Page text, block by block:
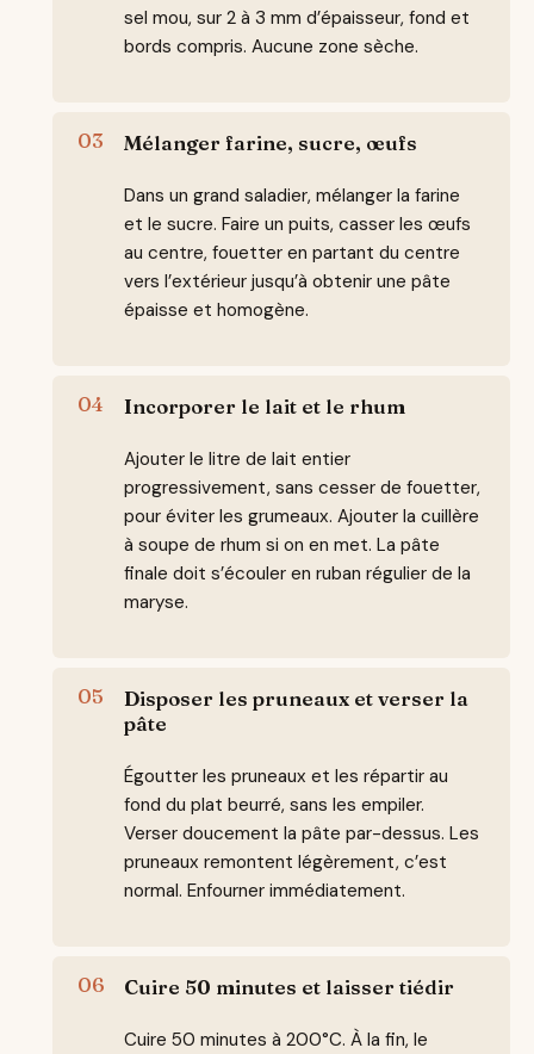
sel mou, sur 2 à 3 mm d’épaisseur, fond et
bords compris. Aucune zone sèche.
Mélanger farine, sucre, œufs
Dans un grand saladier, mélanger la farine
et le sucre. Faire un puits, casser les œufs
au centre, fouetter en partant du centre
vers l’extérieur jusqu’à obtenir une pâte
épaisse et homogène.
Incorporer le lait et le rhum
Ajouter le litre de lait entier
progressivement, sans cesser de fouetter,
pour éviter les grumeaux. Ajouter la cuillère
à soupe de rhum si on en met. La pâte
finale doit s’écouler en ruban régulier de la
maryse.
Disposer les pruneaux et verser la
pâte
Égoutter les pruneaux et les répartir au
fond du plat beurré, sans les empiler.
Verser doucement la pâte par-dessus. Les
pruneaux remontent légèrement, c’est
normal. Enfourner immédiatement.
Cuire 50 minutes et laisser tiédir
Cuire 50 minutes à 200°C. À la fin, le